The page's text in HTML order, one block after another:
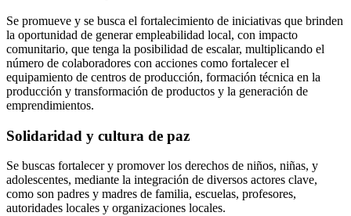
Se promueve y se busca el fortalecimiento de iniciativas que brinden
la oportunidad de generar empleabilidad local, con impacto
comunitario, que tenga la posibilidad de escalar, multiplicando el
número de colaboradores con acciones como fortalecer el
equipamiento de centros de producción, formación técnica en la
producción y transformación de productos y la generación de
emprendimientos.
Solidaridad y cultura de paz
Se buscas fortalecer y promover los derechos de niños, niñas, y
adolescentes, mediante la integración de diversos actores clave,
como son padres y madres de familia, escuelas, profesores,
autoridades locales y organizaciones locales.